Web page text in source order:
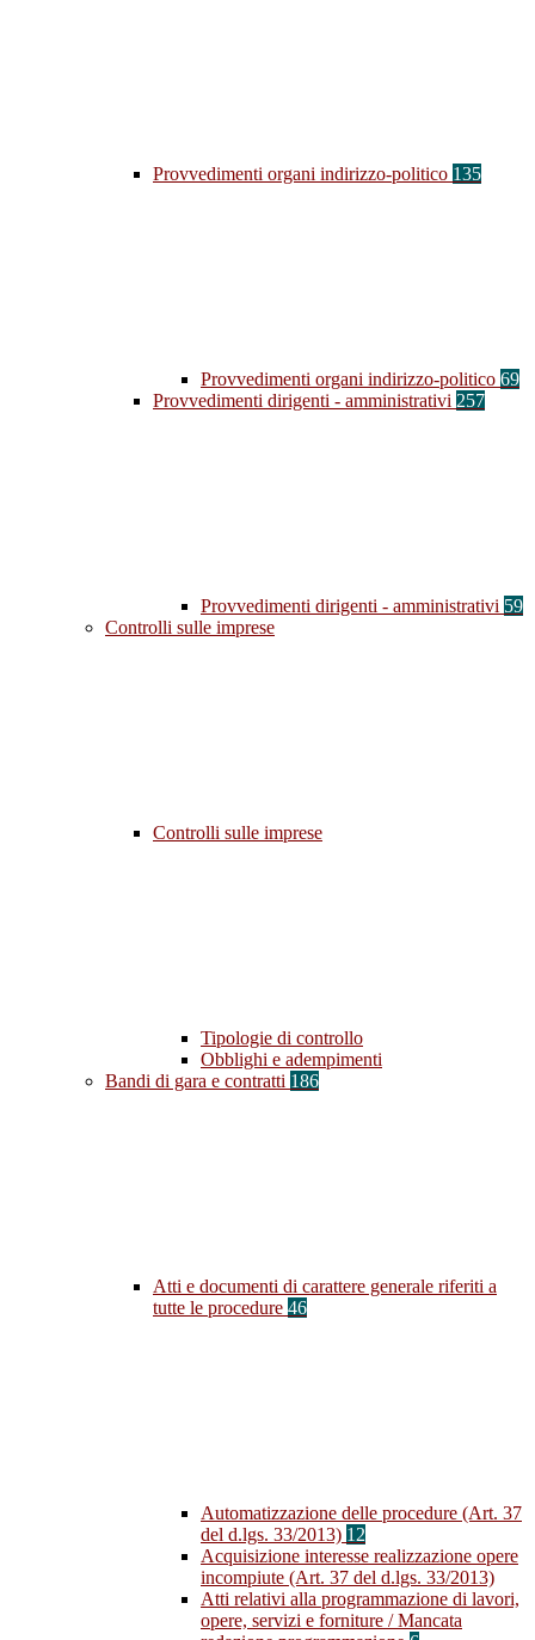
Provvedimenti organi indirizzo-politico 135
Provvedimenti organi indirizzo-politico 69
Provvedimenti dirigenti - amministrativi 257
Provvedimenti dirigenti - amministrativi 59
Controlli sulle imprese
Controlli sulle imprese
Tipologie di controllo
Obblighi e adempimenti
Bandi di gara e contratti 186
Atti e documenti di carattere generale riferiti a
tutte le procedure 46
Automatizzazione delle procedure (Art. 37
del d.lgs. 33/2013) 12
Acquisizione interesse realizzazione opere
incompiute (Art. 37 del d.lgs. 33/2013)
Atti relativi alla programmazione di lavori,
opere, servizi e forniture / Mancata